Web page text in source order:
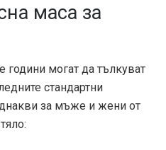
маса за
години могат да тълкуват
стандартни
за мъже и жени от